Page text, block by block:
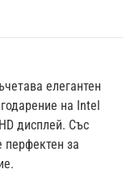
елегантен
на Intel
дисплей. Със
перфектен за